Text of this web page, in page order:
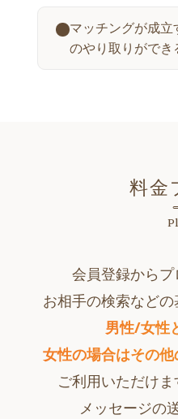
マッチングが成
のやり取りができ
料金
会員登録からプ
お相手の検索など
男性/女性
女性の場合はその
ご利用いただけ
メッセージの